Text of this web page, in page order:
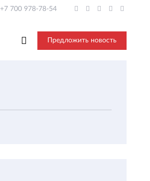
+7 700 978-78-54
Предложить новость